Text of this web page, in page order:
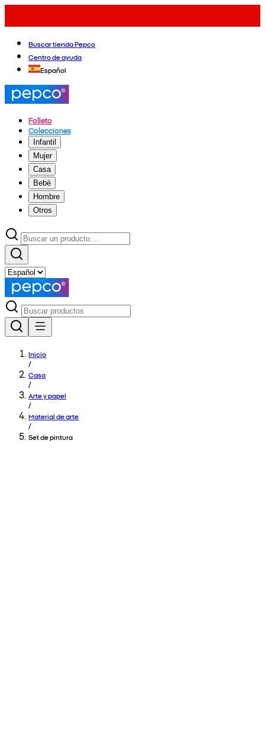
Buscar tienda Pepco
Centro de ayuda
Español
Folleto
Colecciones
Infantil
Mujer
Casa
Bebé
Hombre
Otros
Inicio
/
Casa
/
Arte y papel
/
Material de arte
/
Set de pintura